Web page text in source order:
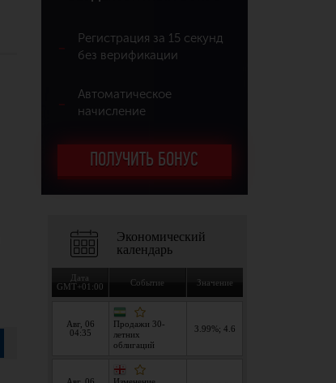
Регистрация за 15 секунд
без верификации
Автоматическое
начисление
ПОЛУЧИТЬ БОНУС